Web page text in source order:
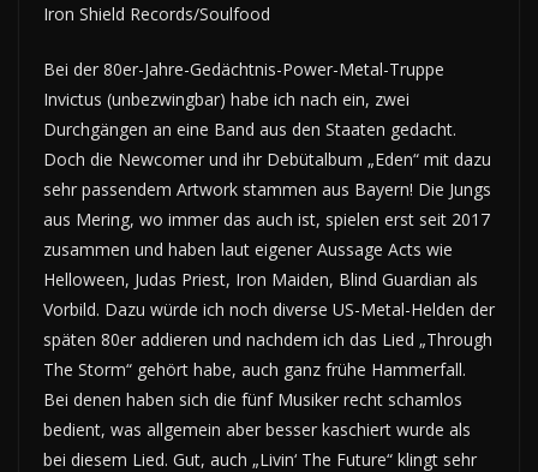
Iron Shield Records/Soulfood
Bei der 80er-Jahre-Gedächtnis-Power-Metal-Truppe
Invictus (unbezwingbar) habe ich nach ein, zwei
Durchgängen an eine Band aus den Staaten gedacht.
Doch die Newcomer und ihr Debütalbum „Eden“ mit dazu
sehr passendem Artwork stammen aus Bayern! Die Jungs
aus Mering, wo immer das auch ist, spielen erst seit 2017
zusammen und haben laut eigener Aussage Acts wie
Helloween, Judas Priest, Iron Maiden, Blind Guardian als
Vorbild. Dazu würde ich noch diverse US-Metal-Helden der
späten 80er addieren und nachdem ich das Lied „Through
The Storm“ gehört habe, auch ganz frühe Hammerfall.
Bei denen haben sich die fünf Musiker recht schamlos
bedient, was allgemein aber besser kaschiert wurde als
bei diesem Lied. Gut, auch „Livin‘ The Future“ klingt sehr